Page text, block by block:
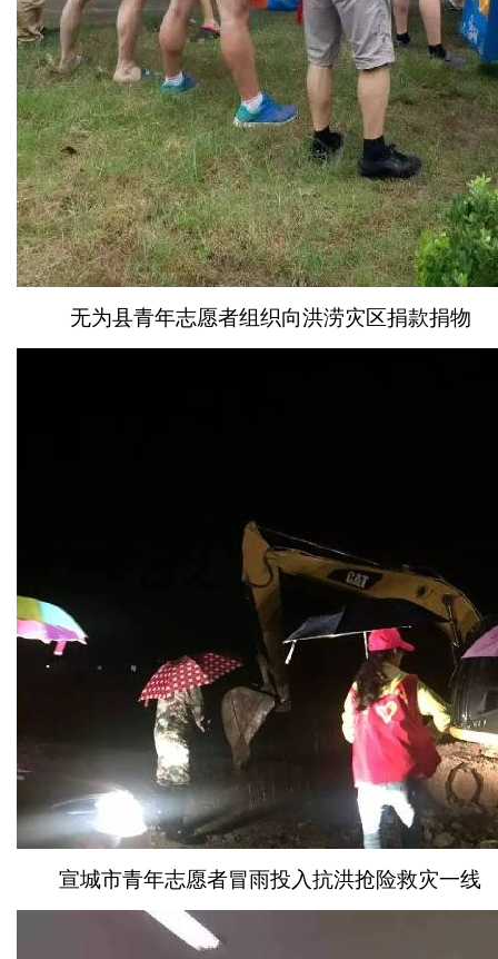
无为县青年志愿者组织向洪涝灾区捐款捐物
宣城市青年志愿者冒雨投入抗洪抢险救灾一线